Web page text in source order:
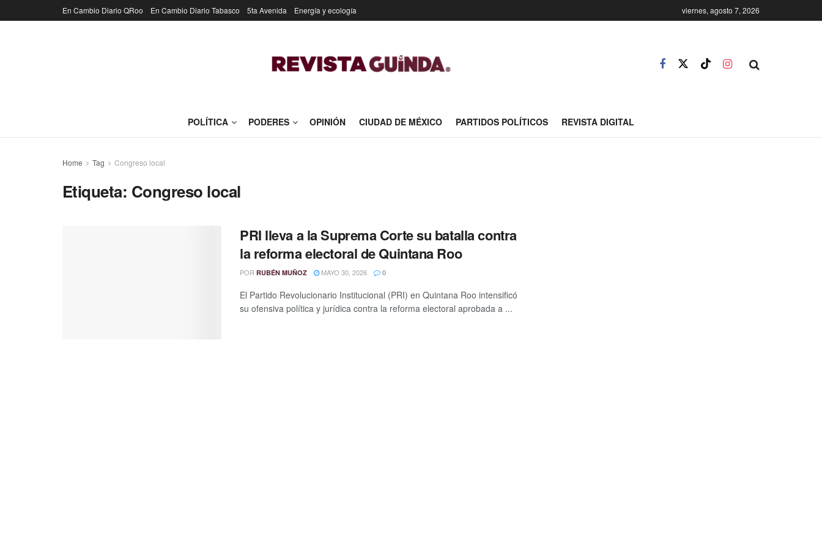
En Cambio Diario QRoo En Cambio Diario Tabasco 5ta Avenida Energía y ecología viernes, agosto 7, 2026
POLÍTICA PODERES OPINIÓN CIUDAD DE MÉXICO PARTIDOS POLÍTICOS REVISTA DIGITAL
Home Tag Congreso local
Etiqueta: Congreso local
PRI lleva a la Suprema Corte su batalla contra
la reforma electoral de Quintana Roo
POR RUBÉN MUÑOZ MAYO 30, 2026 0
El Partido Revolucionario Institucional (PRI) en Quintana Roo intensificó
su ofensiva política y jurídica contra la reforma electoral aprobada a ...